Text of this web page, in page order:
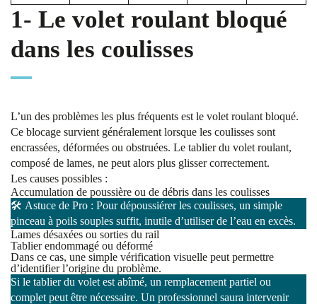
1- Le volet roulant bloqué
dans les coulisses
L’un des problèmes les plus fréquents est le volet roulant bloqué.
Ce blocage survient généralement lorsque les coulisses sont
encrassées, déformées ou obstruées. Le tablier du volet roulant,
composé de lames, ne peut alors plus glisser correctement.
Les causes possibles :
Accumulation de poussière ou de débris dans les coulisses
🛠️ Astuce de Pro : Pour dépoussiérer les coulisses, un simple
pinceau à poils souples suffit, inutile d’utiliser de l’eau en excès.
Lames désaxées ou sorties du rail
Tablier endommagé ou déformé
Dans ce cas, une simple vérification visuelle peut permettre
d’identifier l’origine du problème.
Si le tablier du volet est abîmé, un remplacement partiel ou
complet peut être nécessaire. Un professionnel saura intervenir